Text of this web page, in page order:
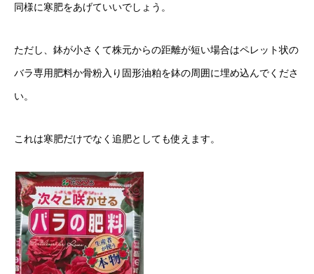
同様に寒肥をあげていいでしょう。
ただし、鉢が小さくて株元からの距離が短い場合はペレット状の
バラ専用肥料か骨粉入り固形油粕を鉢の周囲に埋め込んでくださ
い。
これは寒肥だけでなく追肥としても使えます。